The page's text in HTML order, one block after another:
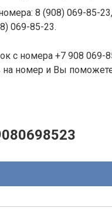
8 (908) 069-85-
069-85-23.
с номера +7 908 069-
на номер и Вы